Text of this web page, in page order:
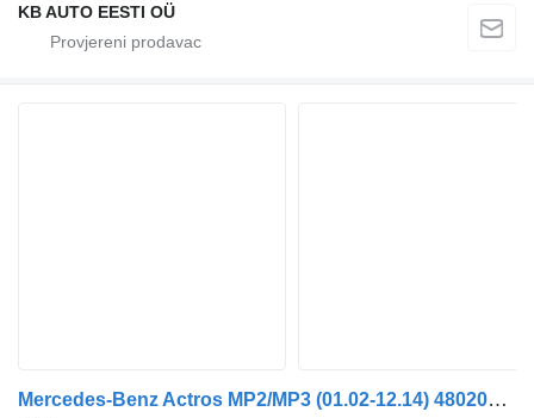
KB AUTO EESTI OÜ
Mercedes-Benz Actros MP2/MP3 (01.02-12.14) 4802051040 glavni kocioni ventil za Mercedes-Benz Actros, Axor MP1, MP2, MP3 (1996-2014) kamiona